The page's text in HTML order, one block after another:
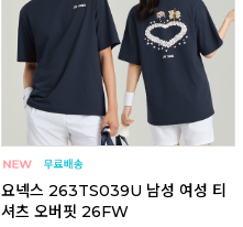
요넥스 263TS039U 남성 여성 티
셔츠 오버핏 26FW